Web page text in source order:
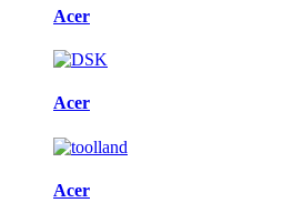
Acer
Acer
Acer